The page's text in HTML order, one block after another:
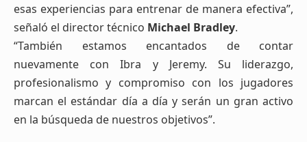
esas experiencias para entrenar de manera efectiva”,
señaló el director técnico Michael Bradley.
“También estamos encantados de contar
nuevamente con Ibra y Jeremy. Su liderazgo,
profesionalismo y compromiso con los jugadores
marcan el estándar día a día y serán un gran activo
en la búsqueda de nuestros objetivos”.